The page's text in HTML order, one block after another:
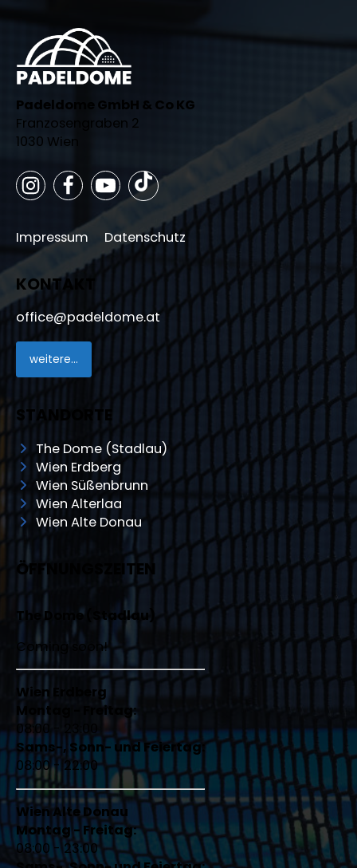
Padeldome GmbH & Co KG
Franzosengraben 2
1030 Wien
Impressum Datenschutz
KONTAKT
office@padeldome.at
weitere...
STANDORTE
The Dome (Stadlau)
Wien Erdberg
Wien Süßenbrunn
Wien Alterlaa
Wien Alte Donau
ÖFFNUNGSZEITEN
The Dome (Stadlau)
Coming soon!
Wien Erdberg
Montag - Freitag:
08:00 - 23:00
Sams-, Sonn- und Feiertag:
08:00 - 22:00
Wien Alte Donau
Montag - Freitag:
08:00 - 23:00